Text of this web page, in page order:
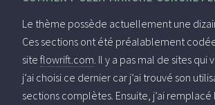
Le thème possède actuellement une
Ces sections ont été préalablement
site flowrift.com . Il y a pas mal de sites
j’ai choisi ce dernier car j’ai trouvé son
sections complètes. Ensuite, j’ai